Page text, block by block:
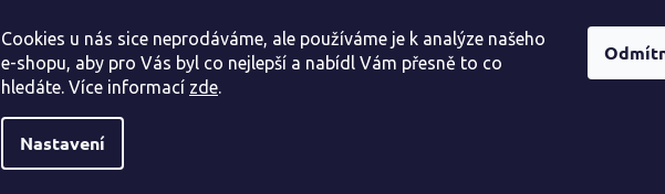
Cookies u nás sice neprodáváme, ale používáme je k analýze našeho
e-shopu, aby pro Vás byl co nejlepší a nabídl Vám přesně to co
hledáte. Více informací zde.
Nastavení
Registrace provizního